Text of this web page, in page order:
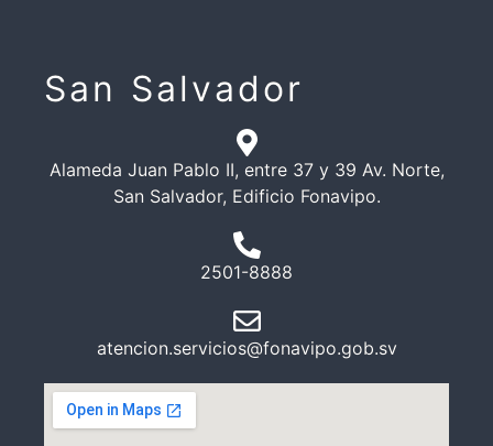
San Salvador
Alameda Juan Pablo II, entre 37 y 39 Av. Norte,
San Salvador, Edificio Fonavipo.
2501-8888
atencion.servicios@fonavipo.gob.sv